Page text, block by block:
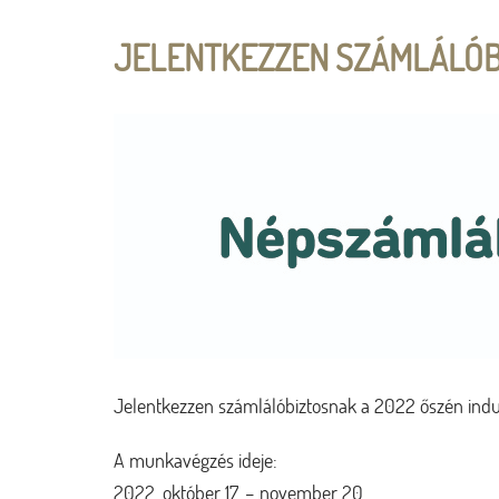
JELENTKEZZEN
Jelentkezzen számlálóbiztosnak a 2022 őszén
A munkavégzés ideje:
2022. október 17. – november 20.